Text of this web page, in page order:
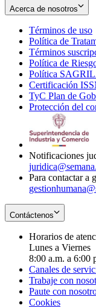
Acerca de nosotros
Términos de uso
Política de
Términos
Política de
Política
Certificación
TyC Plan de
Protección del
Notificaciones
Para contactar a
Contáctenos
Horarios de
Lunes a Viernes
8:00 a.m. a 6:00
Canales de
Trabaje con
Paute con
Cookies